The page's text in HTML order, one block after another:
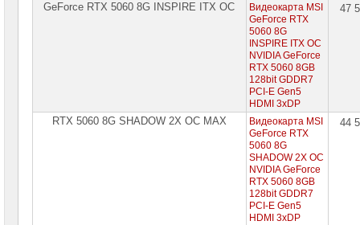
GeForce RTX 5060 8G INSPIRE ITX OC
Видеокарта MSI
GeForce RTX
5060 8G
INSPIRE ITX OC
NVIDIA GeForce
RTX 5060 8GB
128bit GDDR7
PCI-E Gen5
HDMI 3xDP
47
RTX 5060 8G SHADOW 2X OC MAX
Видеокарта MSI
GeForce RTX
5060 8G
SHADOW 2X OC
NVIDIA GeForce
RTX 5060 8GB
128bit GDDR7
PCI-E Gen5
HDMI 3xDP
44